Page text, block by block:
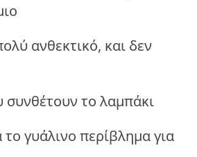
ανθεκτικό, και δεν
το λαμπάκι
το γυάλινο περίβλημα για